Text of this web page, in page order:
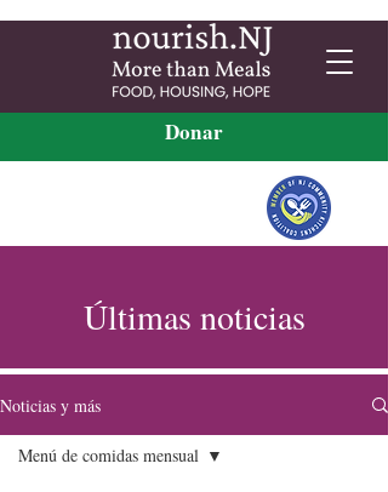
Donar
Últimas noticias
Noticias y más
Menú de comidas mensual